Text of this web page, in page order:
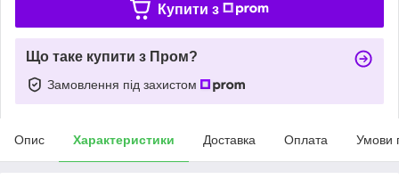
Купити з
Що таке купити з Пром?
Замовлення під захистом
Опис Характеристики Доставка Оплата Умови